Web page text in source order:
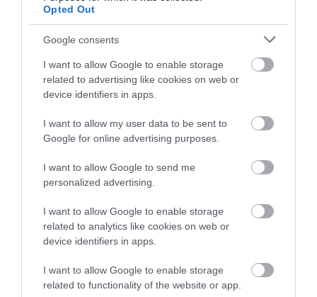
Opted Out
Google consents
I want to allow Google to enable storage
related to advertising like cookies on web or
device identifiers in apps.
I want to allow my user data to be sent to
Google for online advertising purposes.
I want to allow Google to send me
personalized advertising.
I want to allow Google to enable storage
related to analytics like cookies on web or
device identifiers in apps.
I want to allow Google to enable storage
related to functionality of the website or app.
A NÖVÉNYEK IS KÖLTÖZNEK
BETOLAKODÓK, CSAK NEM
BŐRÖNDDEL
EGY ÖREG TÖLGY NEM CSAK
ÉTTEREM ÉS MENEDÉK